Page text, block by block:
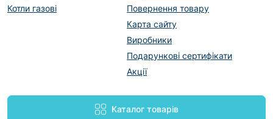
Котли газові
Повернення товару
Карта сайту
Виробники
Подарункові сертифікати
Акції
Каталог товарів